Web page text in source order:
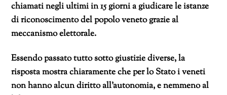
chiamati negli ultimi in 15 giorni a giudicare le istanze
di riconoscimento del popolo veneto grazie al
meccanismo elettorale.
Essendo passato tutto sotto giustizie diverse, la
risposta mostra chiaramente che per lo Stato i veneti
non hanno alcun diritto all’autonomia, e nemmeno al